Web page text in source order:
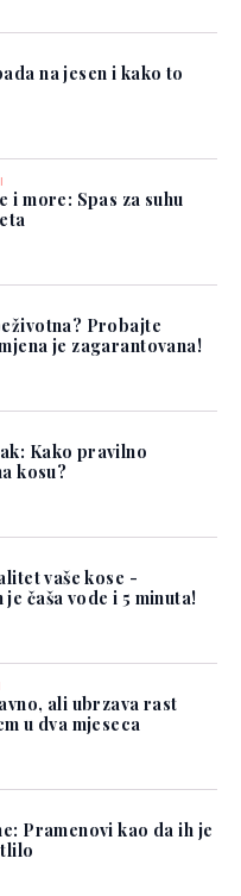
na jesen i kako to
i more: Spas za suhu
Probajte
je zagarantovana!
Kako pravilno
kosu?
vaše kose -
čaša vode i 5 minuta!
ali ubrzava rast
u dva mjeseca
Pramenovi kao da ih je